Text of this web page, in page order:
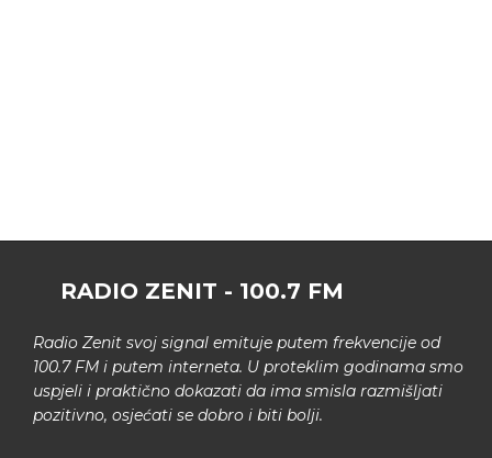
RADIO ZENIT - 100.7 FM
Radio Zenit svoj signal emituje putem frekvencije od
100.7 FM i putem interneta. U proteklim godinama smo
uspjeli i praktično dokazati da ima smisla razmišljati
pozitivno, osjećati se dobro i biti bolji.